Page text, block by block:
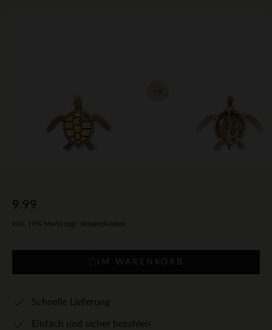
9.99
Inkl. 19% MwSt zzgl. Versandkosten
IM WARENKORB
Schnelle Lieferung
Einfach und sicher bezahlen